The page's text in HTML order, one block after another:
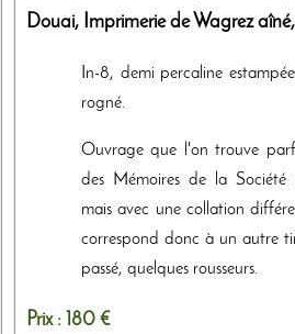
Douai, Imprimerie de Wagrez aîné,
In-8, demi percaline
rogné.
Ouvrage que l'on trouve
des Mémoires de la
mais avec une collation
correspond donc à un autre
passé, quelques rousseurs.
Prix : 180 €